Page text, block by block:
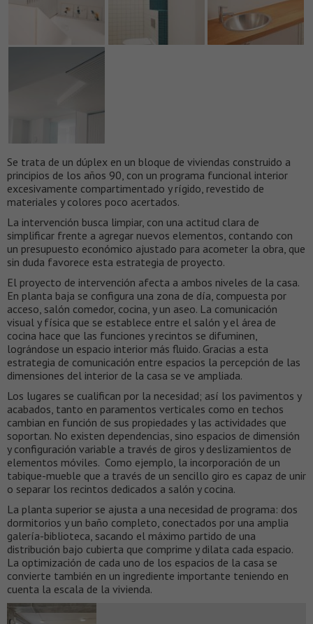
Se trata de un dúplex en un bloque de viviendas construido a
principios de los años 90, con un programa funcional interior
excesivamente compartimentado y rígido, revestido de
materiales y colores poco acertados.
La intervención busca limpiar, con una actitud clara de
simplificar frente a agregar nuevos elementos, contando con
un presupuesto económico ajustado para acometer la obra, que
sin duda favorece esta estrategia de proyecto.
El proyecto de intervención afecta a ambos niveles de la casa.
En planta baja se configura una zona de día, compuesta por
acceso, salón comedor, cocina, y un aseo. La comunicación
visual y física que se establece entre el salón y el área de
cocina hace que las funciones y recintos se difuminen,
lográndose un espacio interior más fluido. Gracias a esta
estrategia de comunicación entre espacios la percepción de las
dimensiones del interior de la casa se ve ampliada.
Los lugares se cualifican por la necesidad; así los pavimentos y
acabados, tanto en paramentos verticales como en techos
cambian en función de sus propiedades y las actividades que
soportan. No existen dependencias, sino espacios de dimensión
y configuración variable a través de giros y deslizamientos de
elementos móviles. Como ejemplo, la incorporación de un
tabique-mueble que a través de un sencillo giro es capaz de unir
o separar los recintos dedicados a salón y cocina.
La planta superior se ajusta a una necesidad de programa: dos
dormitorios y un baño completo, conectados por una amplia
galería-biblioteca, sacando el máximo partido de una
distribución bajo cubierta que comprime y dilata cada espacio.
La optimización de cada uno de los espacios de la casa se
convierte también en un ingrediente importante teniendo en
cuenta la escala de la vivienda.